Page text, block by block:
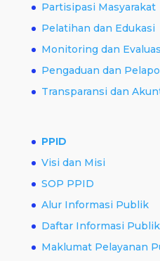
Partisipasi Masyarakat
Pelatihan dan Edukasi
Monitoring dan
Pengaduan dan
Transparansi dan
PPID
Visi dan Misi
SOP PPID
Alur Informasi Publik
Daftar Informasi Publik
Maklumat Pelayanan